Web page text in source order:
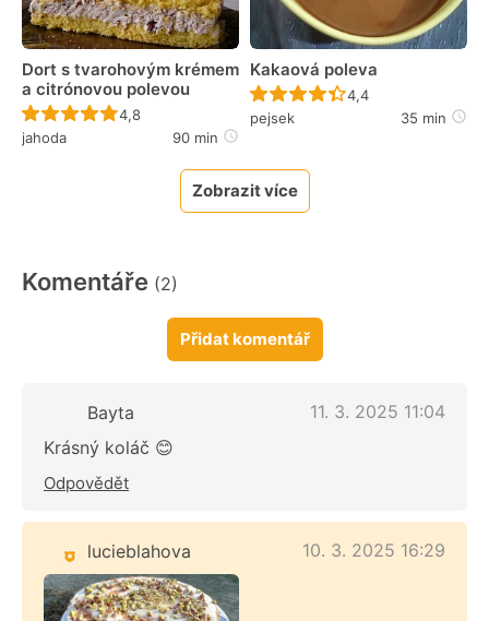
Dort s tvarohovým krémem
a citrónovou polevou
Recept ještě nebyl hodnocen
4,8
jahoda
90 min
Kakaová poleva
Recept ještě nebyl
4,4
pejsek
35 min
Zobrazit více
Komentáře (2)
Přidat komentář
Bayta
11. 3. 2025 11:04
Krásný koláč 😊
Odpovědět
lucieblahova 10. 3. 2025 16:29